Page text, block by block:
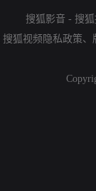
搜狐影音 - 搜
搜狐视频隐私政策、